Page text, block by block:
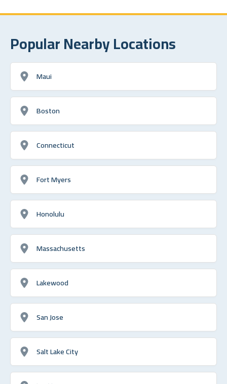
Popular Nearby Locations
Maui
Boston
Connecticut
Fort Myers
Honolulu
Massachusetts
Lakewood
San Jose
Salt Lake City